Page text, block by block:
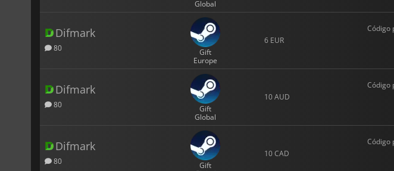
Global
Difmark
80
Gift
Europe
6 EUR
Código
Difmark
80
Gift
Global
10 AUD
Código
Difmark
80
Gift
10 CAD
Código